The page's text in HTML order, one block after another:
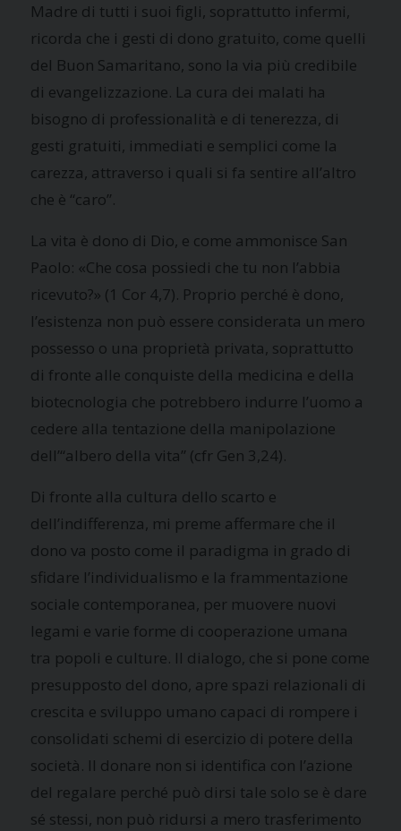
Madre di tutti i suoi figli, soprattutto infermi,
ricorda che i gesti di dono gratuito, come quelli
del Buon Samaritano, sono la via più credibile
di evangelizzazione. La cura dei malati ha
bisogno di professionalità e di tenerezza, di
gesti gratuiti, immediati e semplici come la
carezza, attraverso i quali si fa sentire all’altro
che è “caro”.
La vita è dono di Dio, e come ammonisce San
Paolo: «Che cosa possiedi che tu non l’abbia
ricevuto?» (1 Cor 4,7). Proprio perché è dono,
l’esistenza non può essere considerata un mero
possesso o una proprietà privata, soprattutto
di fronte alle conquiste della medicina e della
biotecnologia che potrebbero indurre l’uomo a
cedere alla tentazione della manipolazione
dell’“albero della vita” (cfr Gen 3,24).
Di fronte alla cultura dello scarto e
dell’indifferenza, mi preme affermare che il
dono va posto come il paradigma in grado di
sfidare l’individualismo e la frammentazione
sociale contemporanea, per muovere nuovi
legami e varie forme di cooperazione umana
tra popoli e culture. Il dialogo, che si pone come
presupposto del dono, apre spazi relazionali di
crescita e sviluppo umano capaci di rompere i
consolidati schemi di esercizio di potere della
società. Il donare non si identifica con l’azione
del regalare perché può dirsi tale solo se è dare
sé stessi, non può ridursi a mero trasferimento